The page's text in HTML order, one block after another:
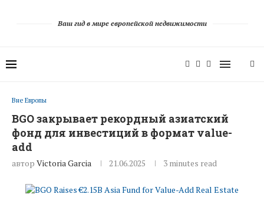
Ваш гид в мире европейской недвижимости
Вне Европы
BGO закрывает рекордный азиатский
фонд для инвестиций в формат value-
add
автор Victoria Garcia 21.06.2025 3 minutes read